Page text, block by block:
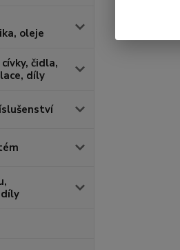
oleje
čidla,
díly